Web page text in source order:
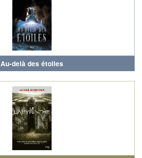
Au-delà des étoiles